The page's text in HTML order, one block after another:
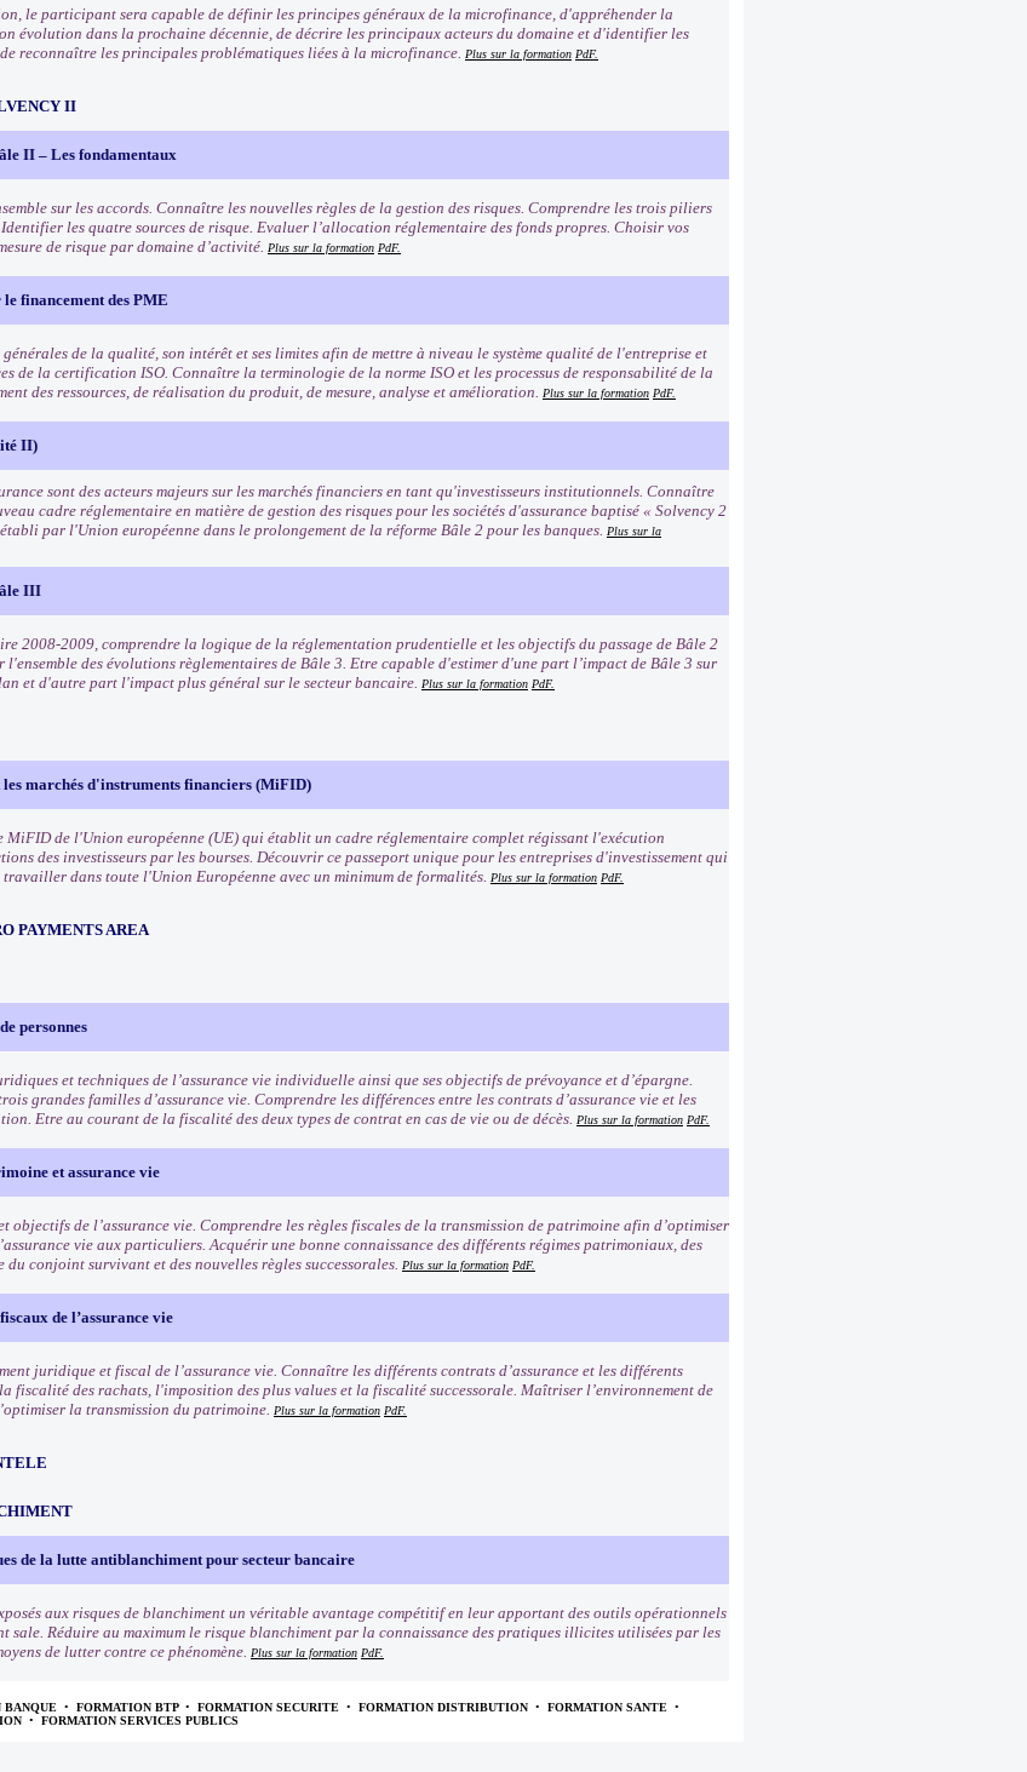
le participant sera capable de définir les principes généraux de la microfinance, d'appréhender la
évolution dans la prochaine décennie, de décrire les principaux acteurs du domaine et d'identifier les
reconnaître les principales problématiques liées à la microfinance. Plus sur la formation PdF.
II
II – Les fondamentaux
sur les accords. Connaître les nouvelles règles de la gestion des risques. Comprendre les trois piliers
les quatre sources de risque. Evaluer l’allocation réglementaire des fonds propres. Choisir vos
de risque par domaine d’activité. Plus sur la formation PdF.
financement des PME
de la qualité, son intérêt et ses limites afin de mettre à niveau le système qualité de l'entreprise et
de la certification ISO. Connaître la terminologie de la norme ISO et les processus de responsabilité de la
des ressources, de réalisation du produit, de mesure, analyse et amélioration. Plus sur la formation PdF.
II)
sont des acteurs majeurs sur les marchés financiers en tant qu'investisseurs institutionnels. Connaître
cadre réglementaire en matière de gestion des risques pour les sociétés d'assurance baptisé « Solvency 2
par l'Union européenne dans le prolongement de la réforme Bâle 2 pour les banques. Plus sur la
III
2008-2009, comprendre la logique de la réglementation prudentielle et les objectifs du passage de Bâle 2
l'ensemble des évolutions règlementaires de Bâle 3. Etre capable d'estimer d'une part l’impact de Bâle 3 sur
et d'autre part l'impact plus général sur le secteur bancaire. Plus sur la formation PdF.
marchés d'instruments financiers (MiFID)
de l'Union européenne (UE) qui établit un cadre réglementaire complet régissant l'exécution
des investisseurs par les bourses. Découvrir ce passeport unique pour les entreprises d'investissement qui
dans toute l'Union Européenne avec un minimum de formalités. Plus sur la formation PdF.
PAYMENTS AREA
personnes
et techniques de l’assurance vie individuelle ainsi que ses objectifs de prévoyance et d’épargne.
grandes familles d’assurance vie. Comprendre les différences entre les contrats d’assurance vie et les
Etre au courant de la fiscalité des deux types de contrat en cas de vie ou de décès. Plus sur la formation PdF.
et assurance vie
objectifs de l’assurance vie. Comprendre les règles fiscales de la transmission de patrimoine afin d’optimiser
vie aux particuliers. Acquérir une bonne connaissance des différents régimes patrimoniaux, des
conjoint survivant et des nouvelles règles successorales. Plus sur la formation PdF.
de l’assurance vie
juridique et fiscal de l’assurance vie. Connaître les différents contrats d’assurance et les différents
fiscalité des rachats, l'imposition des plus values et la fiscalité successorale. Maîtriser l’environnement de
la transmission du patrimoine. Plus sur la formation PdF.
de la lutte antiblanchiment pour secteur bancaire
aux risques de blanchiment un véritable avantage compétitif en leur apportant des outils opérationnels
sale. Réduire au maximum le risque blanchiment par la connaissance des pratiques illicites utilisées par les
de lutter contre ce phénomène. Plus sur la formation PdF.
BANQUE • FORMATION BTP • FORMATION SECURITE • FORMATION DISTRIBUTION • FORMATION SANTE •
• FORMATION SERVICES PUBLICS